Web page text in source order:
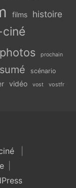
films histoire
photos prochain
scénario
vidéo vost vostfr